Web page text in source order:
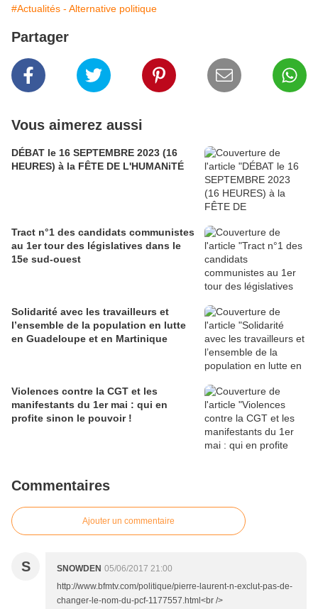
#Actualités - Alternative politique
Partager
Vous aimerez aussi
DÉBAT le 16 SEPTEMBRE 2023 (16
HEURES) à la FÊTE DE L'HUMANiTÉ
Tract n°1 des candidats communistes
au 1er tour des législatives dans le
15e sud-ouest
Solidarité avec les travailleurs et
l’ensemble de la population en lutte
en Guadeloupe et en Martinique
Violences contre la CGT et les
manifestants du 1er mai : qui en
profite sinon le pouvoir !
Commentaires
Ajouter un commentaire
S SNOWDEN 05/06/2017 21:00
http://www.bfmtv.com/politique/pierre-laurent-n-exclut-pas-de-
changer-le-nom-du-pcf-1177557.html<br />